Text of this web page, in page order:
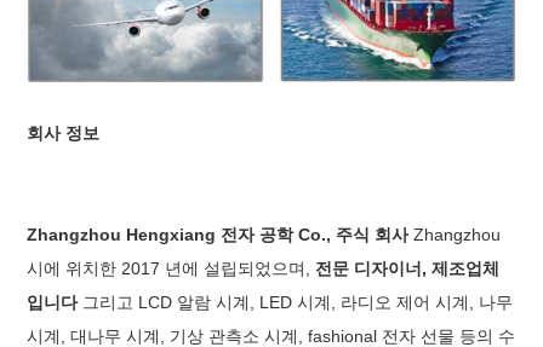
회사 정보
Zhangzhou Hengxiang 전자 공학 Co., 주식 회사Zhangzhou
시에 위치한 2017 년에 설립되었으며, 전문 디자이너, 제조업체
입니다 그리고 LCD 알람 시계, LED 시계, 라디오 제어 시계, 나무
시계, 대나무 시계, 기상 관측소 시계, fashional 전자 선물 등의 수